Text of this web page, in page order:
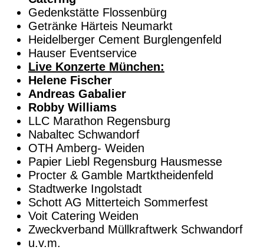
Gedenkstätte Flossenbürg
Getränke Härteis Neumarkt
Heidelberger Cement Burglengenfeld
Hauser Eventservice
Live Konzerte München:
Helene Fischer
Andreas Gabalier
Robby Williams
LLC Marathon Regensburg
Nabaltec Schwandorf
OTH Amberg- Weiden
Papier Liebl Regensburg Hausmesse
Procter & Gamble Martktheidenfeld
Stadtwerke Ingolstadt
Schott AG Mitterteich Sommerfest
Voit Catering Weiden
Zweckverband Müllkraftwerk Schwandorf
u.v.m.